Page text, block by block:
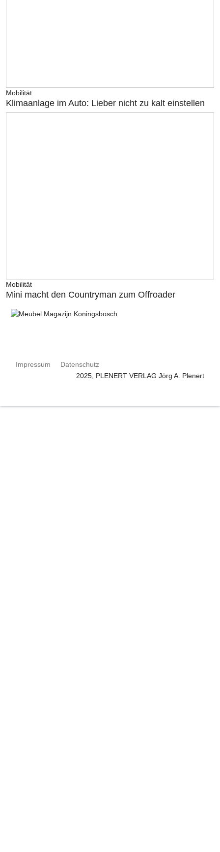
Mobilität
Klimaanlage im Auto: Lieber nicht zu kalt einstellen
Mobilität
Mini macht den Countryman zum Offroader
Impressum
Datenschutz
2025, PLENERT VERLAG Jörg A. Plenert